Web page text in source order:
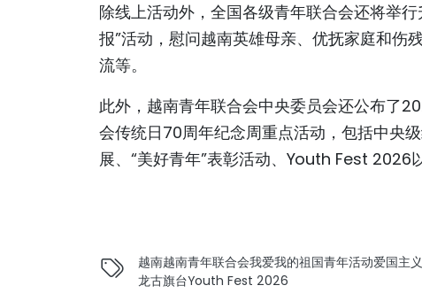
除线上活动外，全国各级青年联合会还将举
报”活动，慰问越南英雄母亲、优抚家庭和伤
流等。
此外，越南青年联合会中央委员会还公布了
会传统日70周年纪念周重点活动，包括中央
展、“美好青年”表彰活动、Youth Fest 2026
越南越南青年联合会我爱我的祖国青年活动爱国主
龙古旗台Youth Fest 2026